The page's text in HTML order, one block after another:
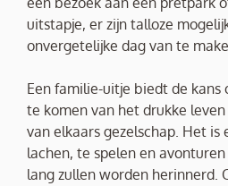
uitstapje, er zijn talloze
onvergetelijke dag van te
Een familie-uitje biedt de kans
te komen van het drukke
van elkaars gezelschap. Het is
lachen, te spelen en
lang zullen worden herinnerd.